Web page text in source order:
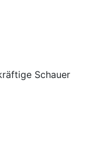
Schauer